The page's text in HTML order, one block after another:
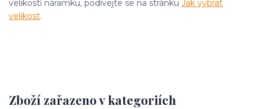
velikostí náramku, podívejte se na stránku Jak vybrat
velikost.
Zboží zařazeno v kategoriích